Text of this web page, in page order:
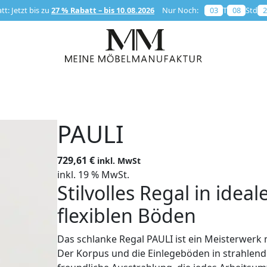
Jetzt bis zu 27 % Rabatt – bis 10.08.2026 Nur Noch: 03 T 08 Std
PAULI
729,61 € inkl. MwSt
inkl. 19 % MwSt.
Stilvolles Regal in
flexiblen Böden
Das schlanke Regal PAULI ist ein
Der Korpus und die Einlegeböden in